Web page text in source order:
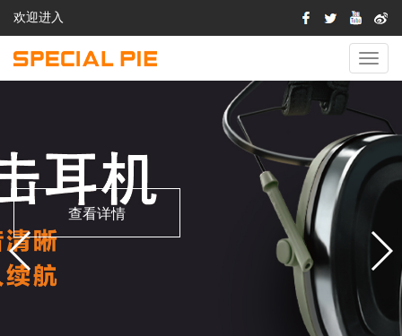
欢迎进入
切
换
航
查看详情